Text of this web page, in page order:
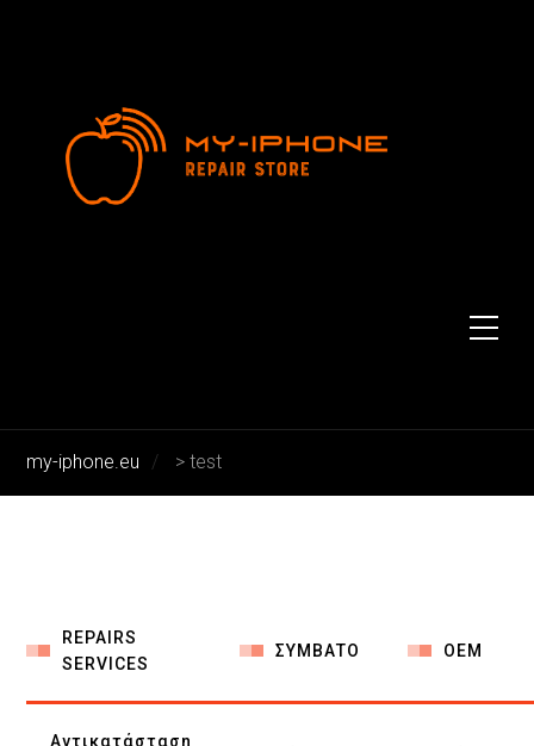
my-iphone.eu >test
REPAIRS
SERVICES
ΣΥΜΒΑΤΟ ΟΕΜ
Αντικατάσταση